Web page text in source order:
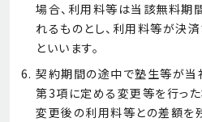
場合、利用料等は当該無料期
れるものとし、利用料等が決
といいます。
契約期間の途中で塾生等が当
第3項に定める変更等を行った
変更後の利用料等との差額を